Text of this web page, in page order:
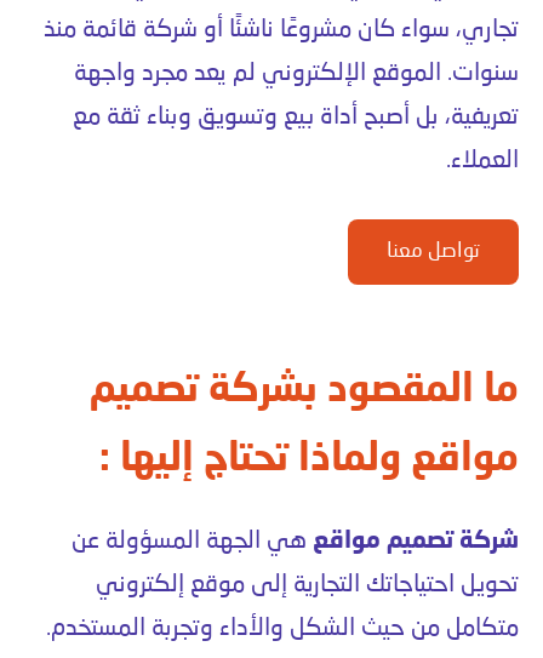
تجاري، سواء كان مشروعًا ناشئًا أو شركة قائمة منذ
سنوات. الموقع الإلكتروني لم يعد مجرد واجهة
تعريفية، بل أصبح أداة بيع وتسويق وبناء ثقة مع
العملاء.
تواصل معنا
ما المقصود بشركة تصميم
مواقع ولماذا تحتاج إليها :
شركة تصميم مواقع هي الجهة المسؤولة عن
تحويل احتياجاتك التجارية إلى موقع إلكتروني
متكامل من حيث الشكل والأداء وتجربة المستخدم.